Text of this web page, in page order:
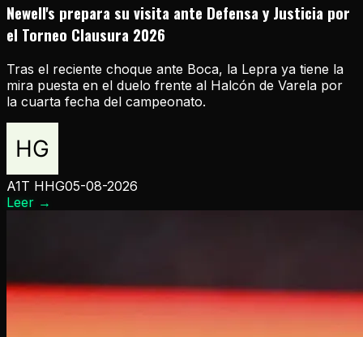
Newell's prepara su visita ante Defensa y Justicia por
el Torneo Clausura 2026
Tras el reciente choque ante Boca, la Lepra ya tiene la
mira puesta en el duelo frente al Halcón de Varela por
la cuarta fecha del campeonato.
A1T HHG05-08-2026
Leer →